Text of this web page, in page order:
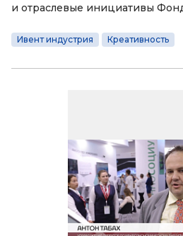
и отраслевые инициативы
Ивент индустрия Креативность